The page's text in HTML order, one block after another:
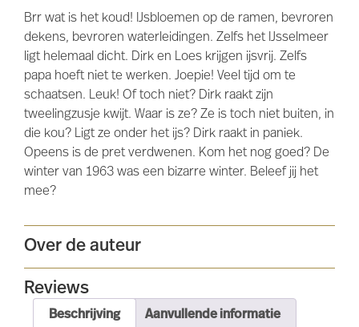
Brr wat is het koud! IJsbloemen op de ramen, bevroren
dekens, bevroren waterleidingen. Zelfs het IJsselmeer
ligt helemaal dicht. Dirk en Loes krijgen ijsvrij. Zelfs
papa hoeft niet te werken. Joepie! Veel tijd om te
schaatsen. Leuk! Of toch niet? Dirk raakt zijn
tweelingzusje kwijt. Waar is ze? Ze is toch niet buiten, in
die kou? Ligt ze onder het ijs? Dirk raakt in paniek.
Opeens is de pret verdwenen. Kom het nog goed? De
winter van 1963 was een bizarre winter. Beleef jij het
mee?
Over de auteur
Reviews
Beschrijving Aanvullende informatie